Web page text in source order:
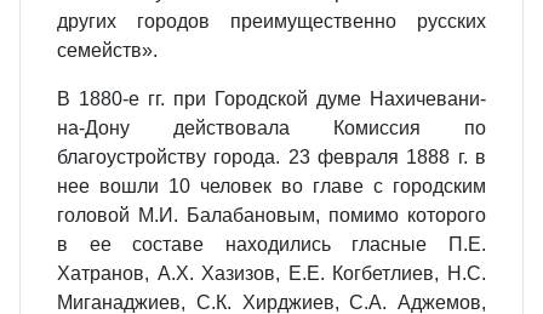
других городов преимущественно русских
семейств».
В 1880-е гг. при Городской думе Нахичевани-
на-Дону действовала Комиссия по
благоустройству города. 23 февраля 1888 г. в
нее вошли 10 человек во главе с городским
головой М.И. Балабановым, помимо которого
в ее составе находились гласные П.Е.
Хатранов, А.Х. Хазизов, Е.Е. Когбетлиев, Н.С.
Миганаджиев, С.К. Хирджиев, С.А. Аджемов,